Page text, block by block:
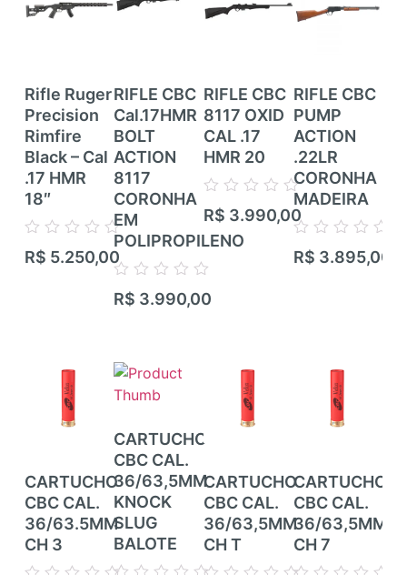
Rifle Ruger
Precision
Rimfire
Black – Cal
.17 HMR
18″
Avaliação
0
R$ 5.250,00
RIFLE CBC
Cal.17HMR
BOLT
ACTION
8117
CORONHA
EM
POLIPROPILENO
Avaliação
0
R$ 3.990,00
RIFLE CBC
8117 OXID
CAL .17
HMR 20
Avaliação
0
de
5
R$ 3.990,00
RIFLE CBC
PUMP
ACTION
.22LR
CORONHA
MADEIRA
Avaliação
0
R$ 3.895,00
CARTUCHO
CBC CAL.
36/63.5MM
CH 3
CARTUCHO
CBC CAL.
36/63,5MM
KNOCK
SLUG
BALOTE
CARTUCHO
CBC CAL.
36/63,5MM
CH T
CARTUCHO
CBC CAL.
36/63,5MM
CH 7